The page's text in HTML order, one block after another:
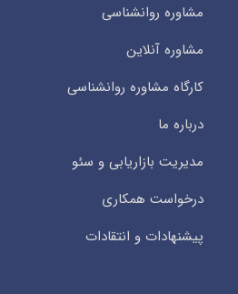
مشاوره روانشناسی
مشاوره آنلاین
کارگاه مشاوره روانشناسی
درباره ما
مدیریت بازاریابی و سئو
درخواست همکاری
پیشنهادات و انتقادات